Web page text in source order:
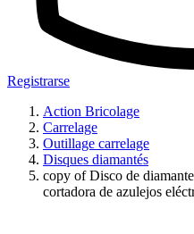
Registrarse
Action Bricolage
Carrelage
Outillage carrelage
Disques diamantés
copy of Disco de
cortadora de azulejos